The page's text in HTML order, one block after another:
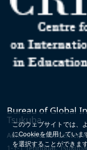
Bureau of Global
Tsukuba
Administration Center,
1-1-1 Tennodai,
このウェブサイトでは、
にCookieを使用していま
を選択することができま